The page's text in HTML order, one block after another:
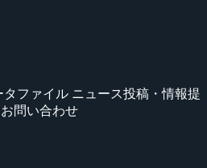
タファイル ニュース投稿・情報提
お問い合わせ